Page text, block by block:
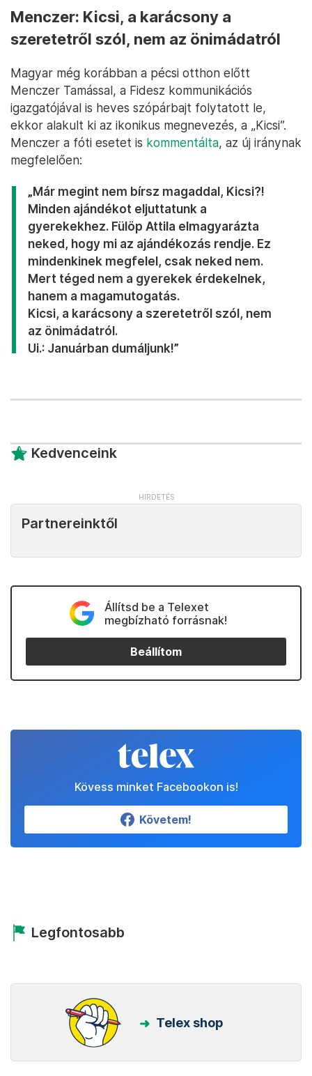
Menczer: Kicsi, a karácsony a
szeretetről szól, nem az önimádatról
Magyar még korábban a pécsi otthon előtt
Menczer Tamással, a Fidesz kommunikációs
igazgatójával is heves szópárbajt folytatott le,
ekkor alakult ki az ikonikus megnevezés, a „Kicsi”.
Menczer a fóti esetet is kommentálta, az új iránynak
megfelelően:
„Már megint nem bírsz magaddal, Kicsi?!
Minden ajándékot eljuttatunk a
gyerekekhez. Fülöp Attila elmagyarázta
neked, hogy mi az ajándékozás rendje. Ez
mindenkinek megfelel, csak neked nem.
Mert téged nem a gyerekek érdekelnek,
hanem a magamutogatás.
Kicsi, a karácsony a szeretetről szól, nem
az önimádatról.
Ui.: Januárban dumáljunk!”
Kedvenceink
Partnereinktől
Állítsd be a Telexet
megbízható forrásnak!
Beállítom
Kövess minket Facebookon is!
Követem!
Legfontosabb
Telex shop